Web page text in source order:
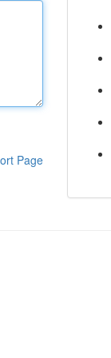
Page